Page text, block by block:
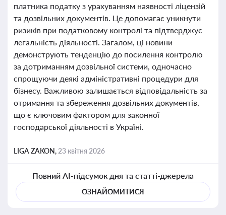
платника податку з урахуванням наявності ліцензій
та дозвільних документів. Це допомагає уникнути
ризиків при податковому контролі та підтверджує
легальність діяльності. Загалом, ці новини
демонструють тенденцію до посилення контролю
за дотриманням дозвільної системи, одночасно
спрощуючи деякі адміністративні процедури для
бізнесу. Важливою залишається відповідальність за
отримання та збереження дозвільних документів,
що є ключовим фактором для законної
господарської діяльності в Україні.
LIGA ZAKON, 23 квітня 2026
Повний AI-підсумок дня та статті-джерела
ОЗНАЙОМИТИСЯ